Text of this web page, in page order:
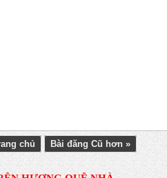
chủ Bài đăng Cũ hơn »